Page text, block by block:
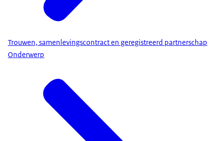
Trouwen, samenlevingscontract en geregistreerd partnerschap
Onderwerp